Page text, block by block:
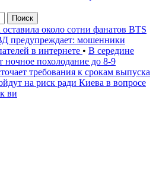
Поиск
около сотни фанатов BTS
предупреждает: мошенники
в интернете • В середине
ночное похолодание до 8-9
требования к срокам выпуска
на риск ради Киева в вопросе
ви